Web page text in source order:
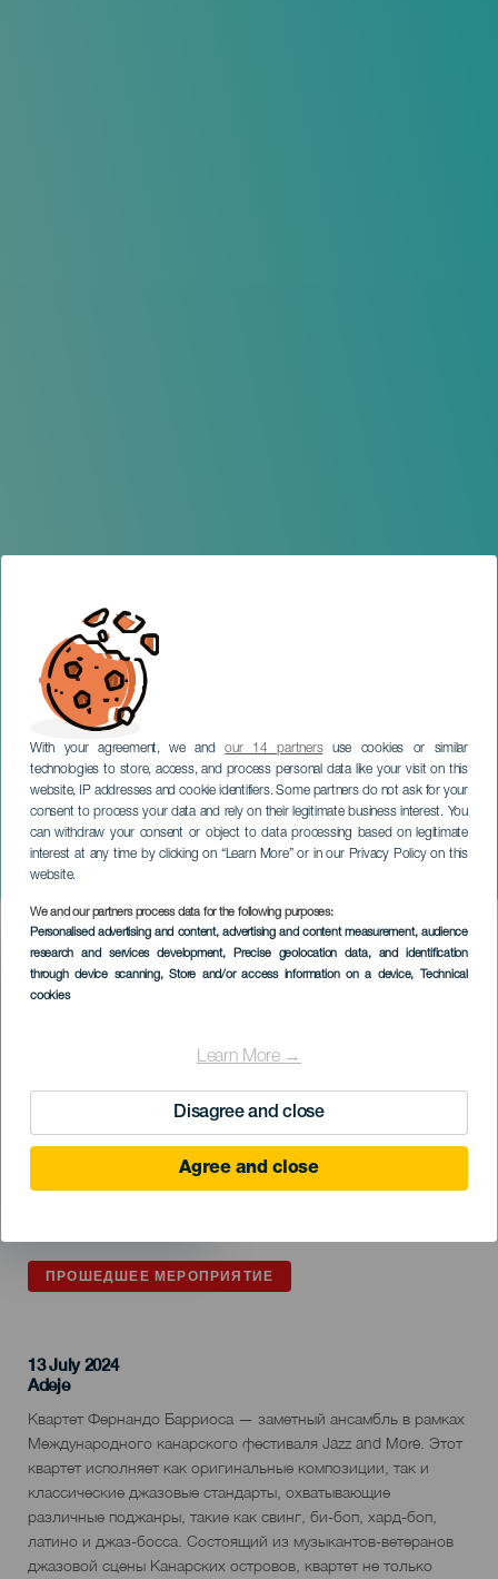
With your agreement, we andour 14 partnersuse cookies or similar
technologies to store, access, and process personal data like your visit on this
website, IP addresses and cookie identifiers. Some partners do not ask for your
consent to process your data and rely on their legitimate business interest. You
can withdraw your consent or object to data processing based on legitimate
interest at any time by clicking on “Learn More” or in our Privacy Policy on this
website.
We and our partners process data for the following purposes:
Personalised advertising and content, advertising and content measurement, audience
research and services development, Precise geolocation data, and identification
through device scanning, Store and/or access information on a device, Technical
cookies
Learn More →
Disagree and close
Agree and close
Fernando Barrios Quartet -
Festival Internacional
Canarias Jazz y Más
ТЕНЕРИФЕ
Imagen
Listado
ПРОШЕДШЕЕ МЕРОПРИЯТИЕ
13 July 2024
Localidad
Adeje
Descripción
del
evento
Квартет Фернандо Барриоса — заметный ансамбль в рамках
Международного канарского фестиваля Jazz and More. Этот
квартет исполняет как оригинальные композиции, так и
классические джазовые стандарты, охватывающие
различные поджанры, такие как свинг, би-боп, хард-боп,
латино и джаз-босса. Состоящий из музыкантов-ветеранов
джазовой сцены Канарских островов, квартет не только